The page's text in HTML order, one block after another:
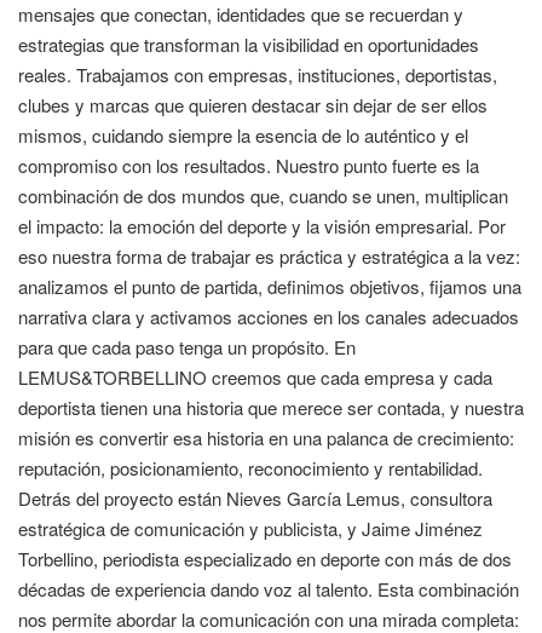
mensajes que conectan, identidades que se recuerdan y
estrategias que transforman la visibilidad en oportunidades
reales. Trabajamos con empresas, instituciones, deportistas,
clubes y marcas que quieren destacar sin dejar de ser ellos
mismos, cuidando siempre la esencia de lo auténtico y el
compromiso con los resultados. Nuestro punto fuerte es la
combinación de dos mundos que, cuando se unen, multiplican
el impacto: la emoción del deporte y la visión empresarial. Por
eso nuestra forma de trabajar es práctica y estratégica a la vez:
analizamos el punto de partida, definimos objetivos, fijamos una
narrativa clara y activamos acciones en los canales adecuados
para que cada paso tenga un propósito. En
LEMUS&TORBELLINO creemos que cada empresa y cada
deportista tienen una historia que merece ser contada, y nuestra
misión es convertir esa historia en una palanca de crecimiento:
reputación, posicionamiento, reconocimiento y rentabilidad.
Detrás del proyecto están Nieves García Lemus, consultora
estratégica de comunicación y publicista, y Jaime Jiménez
Torbellino, periodista especializado en deporte con más de dos
décadas de experiencia dando voz al talento. Esta combinación
nos permite abordar la comunicación con una mirada completa: